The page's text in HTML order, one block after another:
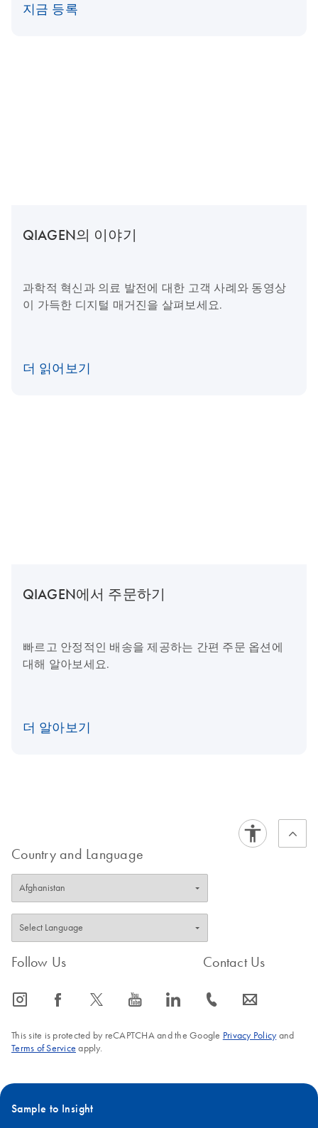
지금 등록
QIAGEN의 이야기
과학적 혁신과 의료 발전에 대한 고객 사례와 동영상
이 가득한 디지털 매거진을 살펴보세요.
더 읽어보기
QIAGEN에서 주문하기
빠르고 안정적인 배송을 제공하는 간편 주문 옵션에
대해 알아보세요.
더 알아보기
Country and Language
Follow Us
icon_0065_instagram-s icon_0064_facebook-s icon_0340_cc_gen_x-s icon_0077_youtube-s icon_0066_linkedin-s
Contact Us
icon_0072_phone-s icon_0063_envelope-s
This site is protected by reCAPTCHA and the Google Privacy Policyand
Terms of Service apply.
Sample to Insight